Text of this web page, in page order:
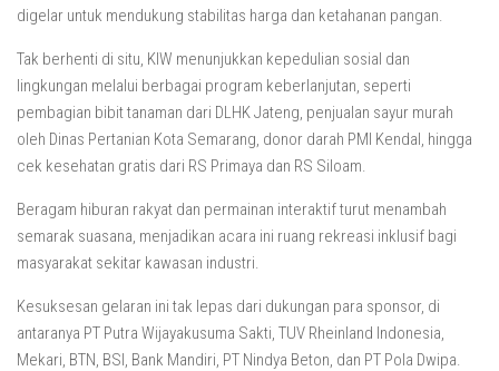
digelar untuk mendukung stabilitas harga dan ketahanan pangan.
Tak berhenti di situ, KIW menunjukkan kepedulian sosial dan
lingkungan melalui berbagai program keberlanjutan, seperti
pembagian bibit tanaman dari DLHK Jateng, penjualan sayur murah
oleh Dinas Pertanian Kota Semarang, donor darah PMI Kendal, hingga
cek kesehatan gratis dari RS Primaya dan RS Siloam.
Beragam hiburan rakyat dan permainan interaktif turut menambah
semarak suasana, menjadikan acara ini ruang rekreasi inklusif bagi
masyarakat sekitar kawasan industri.
Kesuksesan gelaran ini tak lepas dari dukungan para sponsor, di
antaranya PT Putra Wijayakusuma Sakti, TUV Rheinland Indonesia,
Mekari, BTN, BSI, Bank Mandiri, PT Nindya Beton, dan PT Pola Dwipa.